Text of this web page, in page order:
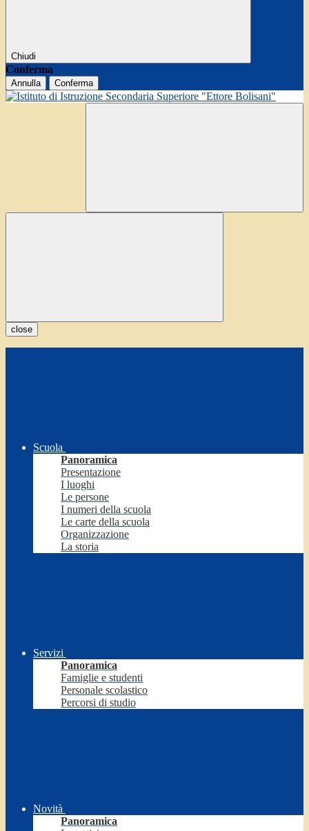
Chiudi
Conferma
Annulla Conferma
close
Scuola
Panoramica
Presentazione
I luoghi
Le persone
I numeri della scuola
Le carte della scuola
Organizzazione
La storia
Servizi
Panoramica
Famiglie e studenti
Personale scolastico
Percorsi di studio
Novità
Panoramica